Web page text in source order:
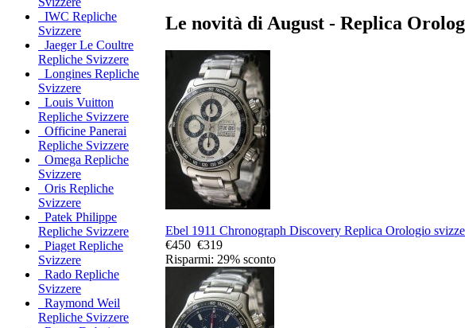
IWC Repliche
Svizzere
Jaeger Le Coultre
Repliche Svizzere
Longines Repliche
Svizzere
Louis Vuitton
Repliche Svizzere
Officine Panerai
Repliche Svizzere
Omega Repliche
Svizzere
Oris Repliche
Svizzere
Patek Philippe
Repliche Svizzere
Piaget Repliche
Svizzere
Rado Repliche
Svizzere
Raymond Weil
Repliche Svizzere
Le novità di August - Replica
Ebel 1911 Chronograph Discovery Replica Orologio
€450 €319
Risparmi: 29% sconto